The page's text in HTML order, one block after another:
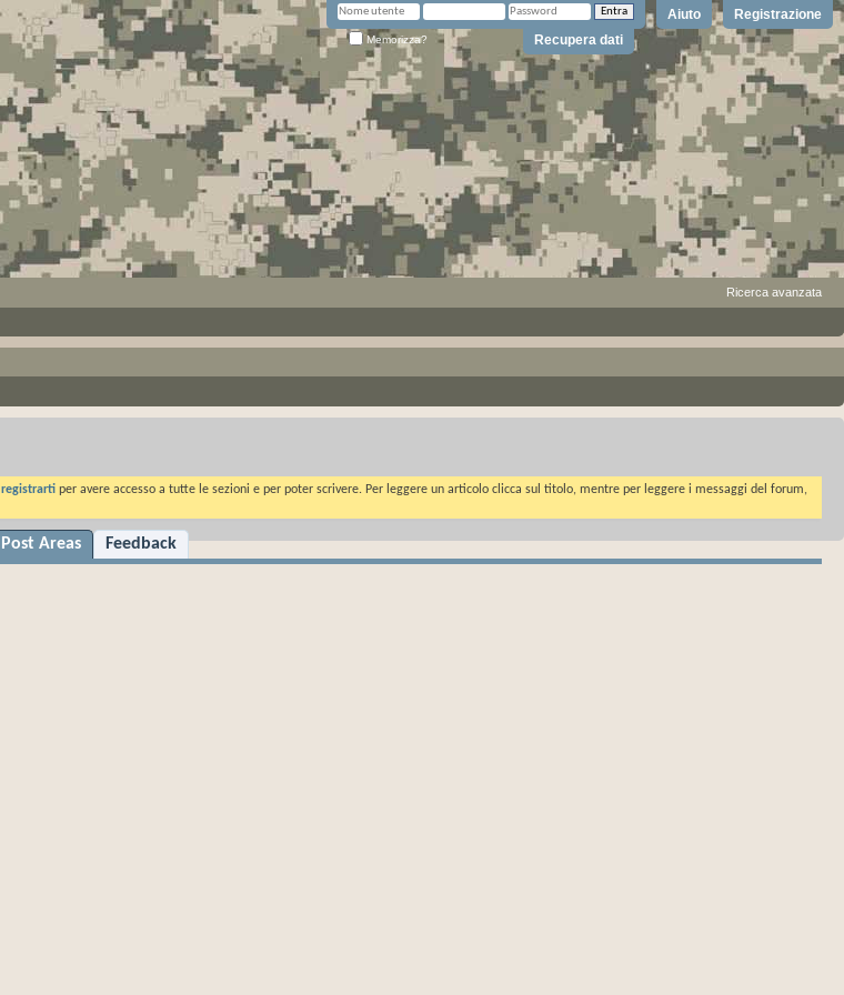
Registrazione
Aiuto
Memorizza? Recupera dati
Ricerca avanzata
registrarti per avere accesso a tutte le sezioni e per poter scrivere. Per leggere un articolo clicca sul titolo, mentre per leggere i messaggi del forum,
Post Areas Feedback